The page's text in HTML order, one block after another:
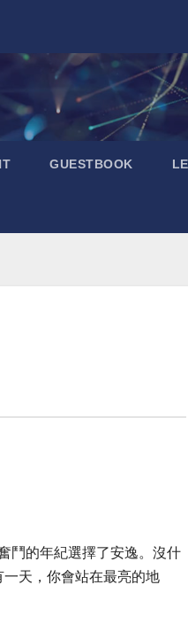
GUESTBOOK
鬥的年紀選擇了安逸。沒什
天，你會站在最亮的地